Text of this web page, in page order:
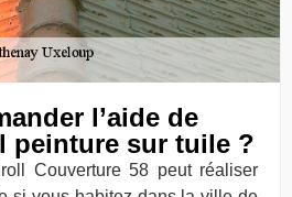
l’aide de
peinture sur tuile ?
Couverture 58 peut réaliser